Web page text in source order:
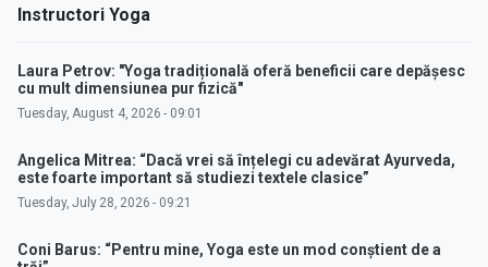
Instructori Yoga
Laura Petrov: "Yoga tradițională oferă beneficii care depășesc
cu mult dimensiunea pur fizică"
Tuesday, August 4, 2026 - 09:01
Angelica Mitrea: “Dacă vrei să înțelegi cu adevărat Ayurveda,
este foarte important să studiezi textele clasice”
Tuesday, July 28, 2026 - 09:21
Coni Barus: “Pentru mine, Yoga este un mod conștient de a